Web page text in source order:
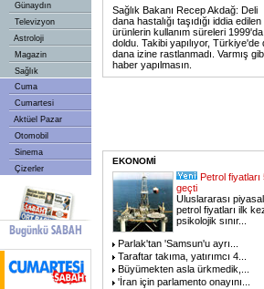
Günaydın
Televizyon
Astroloji
Magazin
Sağlık
Cuma
Cumartesi
Aktüel Pazar
Otomobil
Sinema
Çizerler
Sağlık Bakanı Recep Akdağ: Deli
dana hastalığı taşıdığı iddia edilen
ürünlerin kullanım süreleri 1999'da
doldu. Takibi yapılıyor, Türkiye'de
dana izine rastlanmadı. Varmış
haber yapılmasın.
EKONOMİ
Petrol fiyatları
geçti
Uluslararası
petrol fiyatları ilk
psikolojik sınır...
Parlak'tan 'Samsun'u ayrı
Taraftar takıma, yatırımcı 4
Büyümekten asla ürkmedik,
'İran için parlamento onayını